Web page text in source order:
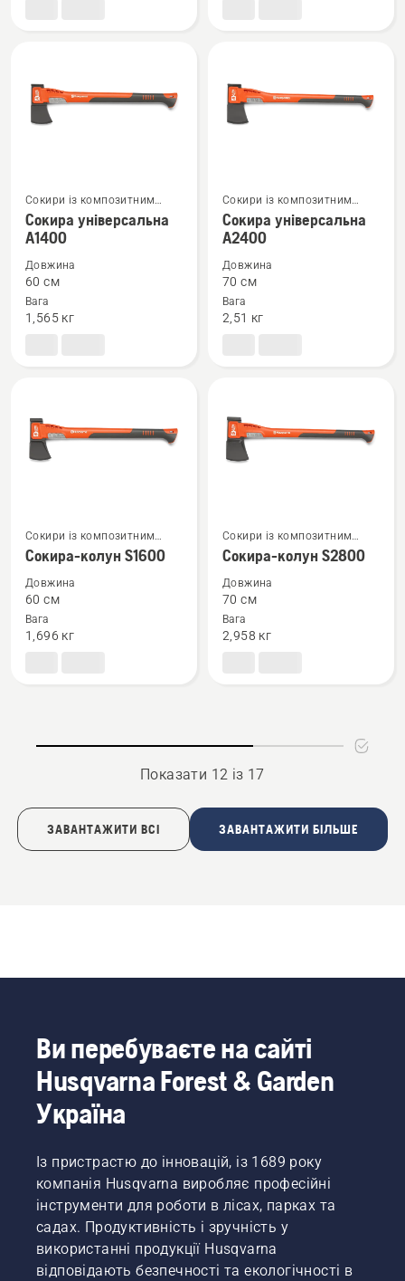
Переглянути
більше
деталей
про
Сокира
універсальна
Сокири із композитним
руків’ям
Сокира універсальна
А1400
Довжина
60 см
Вага
1,565 кг
Переглянути
більше
деталей
про
Сокира
універсальна
Сокири із композитним
руків’ям
Сокира універсальна
А2400
Довжина
70 см
Вага
2,51 кг
Переглянути
більше
деталей
про
Сокира-
Сокири із композитним
руків’ям
Сокира-колун S1600
Довжина
60 см
Вага
1,696 кг
Переглянути
більше
деталей
про
Сокира-
Сокири із композитним
руків’ям
Сокира-колун S2800
Довжина
70 см
Вага
2,958 кг
Показати 12 із 17
ЗАВАНТАЖИТИ ВСІ ЗАВАНТАЖИТИ БІЛЬШЕ
Ви перебуваєте на сайті
Husqvarna Forest & Garden
Україна
Із пристрастю до інновацій, із 1689 року
компанія Husqvarna виробляє професійні
інструменти для роботи в лісах, парках та
садах. Продуктивність і зручність у
використанні продукції Husqvarna
відповідають безпечності та екологічності в